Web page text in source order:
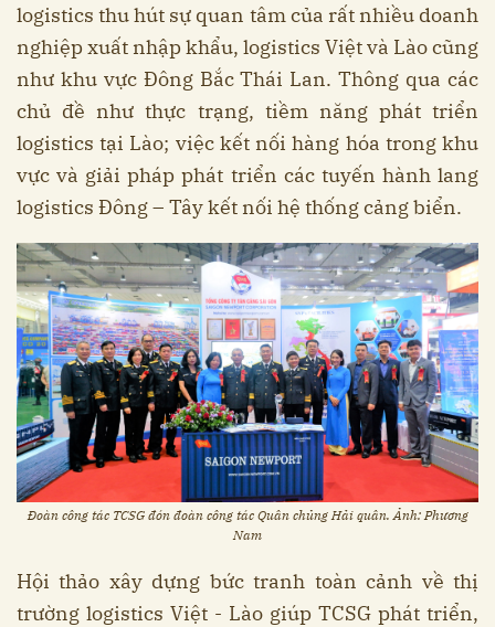
logistics thu hút sự quan tâm của rất nhiều doanh
nghiệp xuất nhập khẩu, logistics Việt và Lào cũng
như khu vực Đông Bắc Thái Lan. Thông qua các
chủ đề như thực trạng, tiềm năng phát triển
logistics tại Lào; việc kết nối hàng hóa trong khu
vực và giải pháp phát triển các tuyến hành lang
logistics Đông – Tây kết nối hệ thống cảng biển.
Đoàn công tác TCSG đón đoàn công tác Quân chủng Hải quân. Ảnh: Phương
Nam
Hội thảo xây dựng bức tranh toàn cảnh về thị
trường logistics Việt - Lào giúp TCSG phát triển,